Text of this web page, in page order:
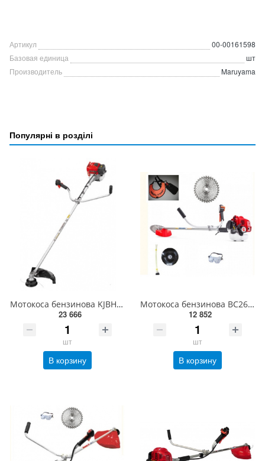
Артикул
00-00161598
Базовая единица
шт
Производитель
Maruyama
Популярні в розділі
Мотокоса бензинова KJBH45
23 666
шт
В корзину
Мотокоса бензинова BC263H-RS
12 852
шт
В корзину